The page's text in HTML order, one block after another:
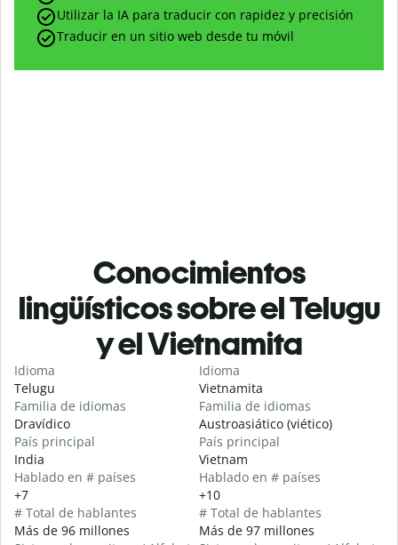
Utilizar la IA para traducir con rapidez y precisión
Traducir en un sitio web desde tu móvil
Conocimientos
lingüísticos sobre el Telugu
y el Vietnamita
Idioma
Telugu
Familia de idiomas
Dravídico
País principal
India
Hablado en # países
+7
# Total de hablantes
Más de 96 millones
Idioma
Vietnamita
Familia de idiomas
Austroasiático (viético)
País principal
Vietnam
Hablado en # países
+10
# Total de hablantes
Más de 97 millones